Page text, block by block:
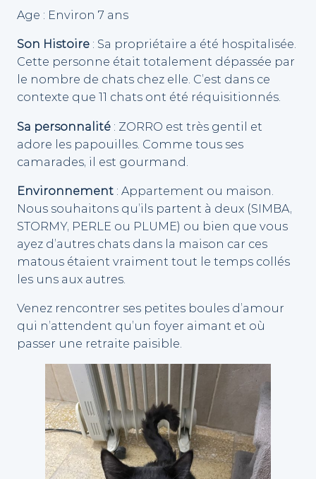
Age : Environ 7 ans
Son Histoire : Sa propriétaire a été hospitalisée.
Cette personne était totalement dépassée par
le nombre de chats chez elle. C’est dans ce
contexte que 11 chats ont été réquisitionnés.
Sa personnalité : ZORRO est très gentil et
adore les papouilles. Comme tous ses
camarades, il est gourmand.
Environnement : Appartement ou maison.
Nous souhaitons qu’ils partent à deux (SIMBA,
STORMY, PERLE ou PLUME) ou bien que vous
ayez d’autres chats dans la maison car ces
matous étaient vraiment tout le temps collés
les uns aux autres.
Venez rencontrer ses petites boules d’amour
qui n’attendent qu’un foyer aimant et où
passer une retraite paisible.